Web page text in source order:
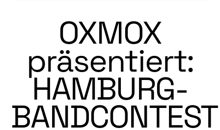
OXMOX
präsentiert:
HAMBURG-
BANDCONTEST